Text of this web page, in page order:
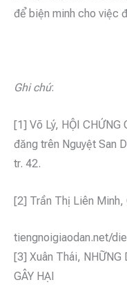
để biện minh cho việc
Ghi chú:
[1] Võ Lý, HỘI CHỨNG
đăng trên Nguyệt San
tr. 42.
[2] Trần Thị Liên Minh,
tiengnoigiaodan.net/
[3] Xuân Thái, NHỮNG
GÂY HẠI